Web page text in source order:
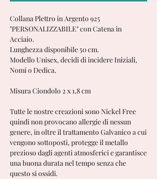
Collana Plettro in Argento 925
"PERSONALIZZABILE" con Catena in
Acciaio.
Lunghezza disponibile 50 cm.
Modello Unisex, decidi di incidere Iniziali,
Nomi o Dedica.
Misura Ciondolo 2 x 1,8 cm
Tutte le nostre creazioni sono Nickel Free
quindi non provocano allergie di nessun
genere, in oltre il trattamento Galvanico a cui
vengono sottoposti, protegge il metallo
prezioso dagli agenti atmosferici e garantisce
una buona durata nel tempo senza che
questo si ossidi.